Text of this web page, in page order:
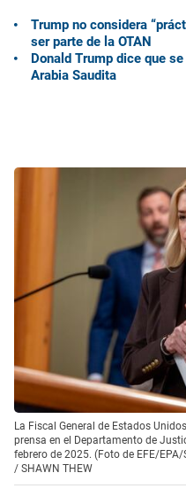
Trump no considera
ser parte de la OTAN
Donald Trump dice que
Arabia Saudita
La Fiscal General de Estados
prensa en el Departamento de
febrero de 2025. (Foto de EFE/EPA/
/ SHAWN THEW